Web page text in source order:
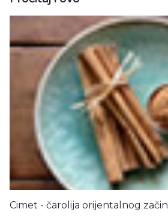
Cimet - čarolija orijentalnog